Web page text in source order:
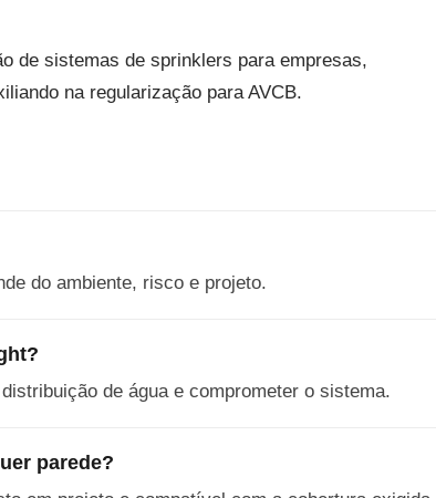
de sistemas de sprinklers para empresas,
na regularização para AVCB.
do ambiente, risco e projeto.
de água e comprometer o sistema.
parede?